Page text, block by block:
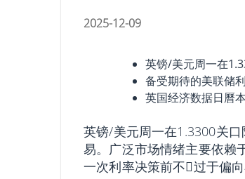
2025-12-09
英镑/美元周一在
备受期待的美联储
英国经济数据日曆
英镑/美元周一在1.3300关
易。广泛市场情绪主要依赖
一次利率决策前不𫖸过于偏向